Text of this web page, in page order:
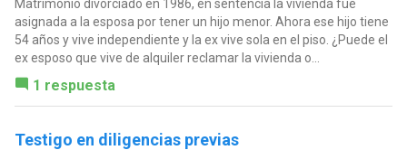
Matrimonio divorciado en 1986, en sentencia la vivienda fué
asignada a la esposa por tener un hijo menor. Ahora ese hijo tiene
54 años y vive independiente y la ex vive sola en el piso. ¿Puede el
ex esposo que vive de alquiler reclamar la vivienda o...
1 respuesta
Testigo en diligencias previas